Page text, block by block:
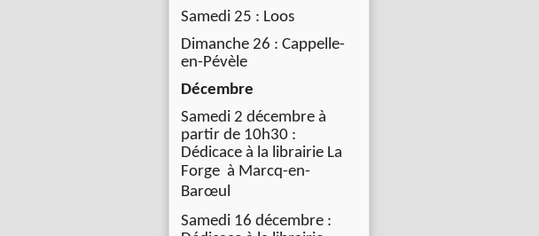
Samedi 25 : Loos
Dimanche 26 : Cappelle-
en-Pévèle
Décembre
Samedi 2 décembre à
partir de 10h30 :
Dédicace à la librairie La
Forge à Marcq-en-
Barœul
Samedi 16 décembre :